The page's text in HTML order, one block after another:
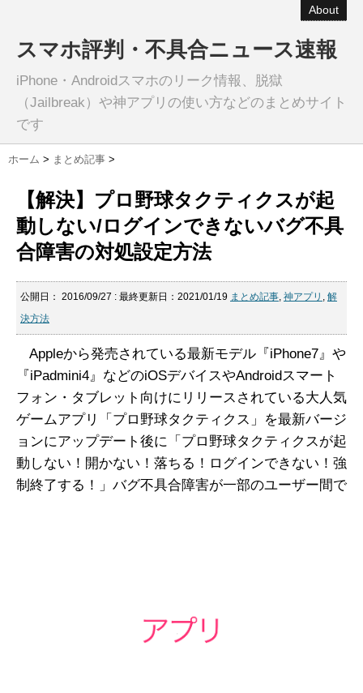
About
スマホ評判・不具合ニュース速報
iPhone・Androidスマホのリーク情報、脱獄
（Jailbreak）や神アプリの使い方などのまとめサイト
です
ホーム > まとめ記事 >
【解決】プロ野球タクティクスが起
動しない/ログインできないバグ不具
合障害の対処設定方法
公開日： 2016/09/27 : 最終更新日：2021/01/19 まとめ記事, 神アプリ , 解
決方法
Appleから発売されている最新モデル『iPhone7』や
『iPadmini4』などのiOSデバイスやAndroidスマート
フォン・タブレット向けにリリースされている大人気
ゲームアプリ「プロ野球タクティクス」を最新バージ
ョンにアップデート後に「プロ野球タクティクスが起
動しない！開かない！落ちる！ログインできない！強
制終了する！」バグ不具合障害が一部のユーザー間で